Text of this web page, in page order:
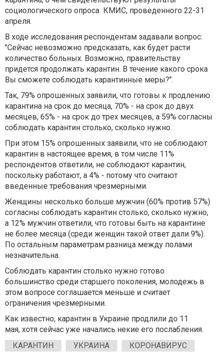
социологического опроса КМИС, проведенного 22-31
апреля.
В ходе исследования респондентам задавали вопрос:
"Сейчас невозможно предсказать, как будет расти
количество больных. Возможно, правительству
придется продолжать карантин. В течение какого срока
Вы сможете соблюдать карантинные меры?".
Так, 79% опрошенных заявили, что готовы к продлению
карантина на срок до месяца, 70% - на срок до двух
месяцев, 65% - на срок до трех месяцев, а 59% согласны
соблюдать карантин столько, сколько нужно.
При этом 15% опрошенных заявили, что не соблюдают
карантин в настоящее время, в том числе 11%
респондентов ответили, не соблюдают карантин,
поскольку работают, а 4% - потому что считают
введенные требования чрезмерными.
Женщины несколько больше мужчин (60% против 57%)
согласны соблюдать карантин столько, сколько нужно,
а 12% мужчин ответили, что готовы быть на карантине
не более месяца (среди женщин такой ответ дали 9%).
По остальным параметрам разница между полами
незначительна.
Соблюдать карантин столько нужно готово
большинство среди старшего поколения, молодежь в
этом вопросе соглашается меньше и считает
ограничения чрезмерными.
Как известно, карантин в Украине продлили до 11
мая, хотя сейчас уже начались некие его послабления.
КАРАНТИН
УКРАИНА КОРОНАВИРУС